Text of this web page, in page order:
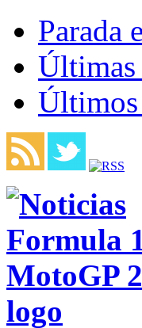
Parada
Últimos